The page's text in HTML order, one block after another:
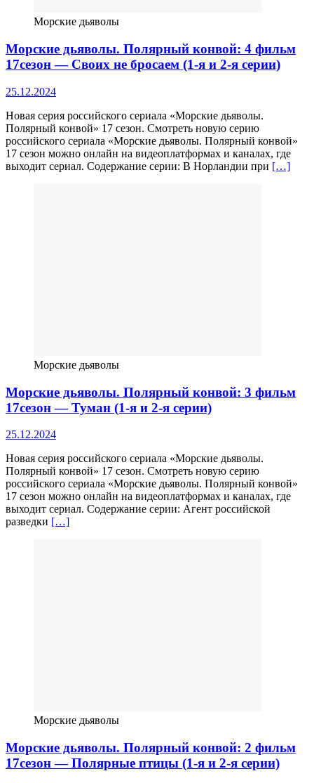
Морские дьяволы
Морские дьяволы. Полярный конвой: 4 фильм
17сезон — Своих не бросаем (1-я и 2-я серии)
25.12.2024
Новая серия российского сериала «Морские дьяволы.
Полярный конвой» 17 сезон. Смотреть новую серию
российского сериала «Морские дьяволы. Полярный конвой»
17 сезон можно онлайн на видеоплатформах и каналах, где
выходит сериал. Содержание серии: В Норландии при […]
Морские дьяволы
Морские дьяволы. Полярный конвой: 3 фильм
17сезон — Туман (1-я и 2-я серии)
25.12.2024
Новая серия российского сериала «Морские дьяволы.
Полярный конвой» 17 сезон. Смотреть новую серию
российского сериала «Морские дьяволы. Полярный конвой»
17 сезон можно онлайн на видеоплатформах и каналах, где
выходит сериал. Содержание серии: Агент российской
разведки […]
Морские дьяволы
Морские дьяволы. Полярный конвой: 2 фильм
17сезон — Полярные птицы (1-я и 2-я серии)